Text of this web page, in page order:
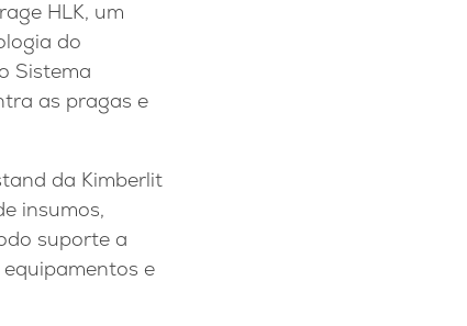
HLK, um
do
Sistema
as pragas e
da Kimberlit
insumos,
suporte a
e